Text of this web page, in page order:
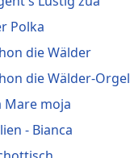
Polka
die Wälder
die Wälder-Orgel
Mare moja
- Bianca